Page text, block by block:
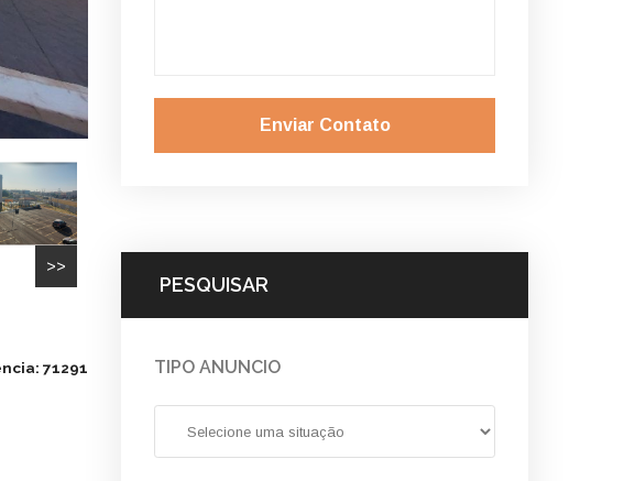
>>
71291
Enviar Contato
PESQUISAR
TIPO ANUNCIO